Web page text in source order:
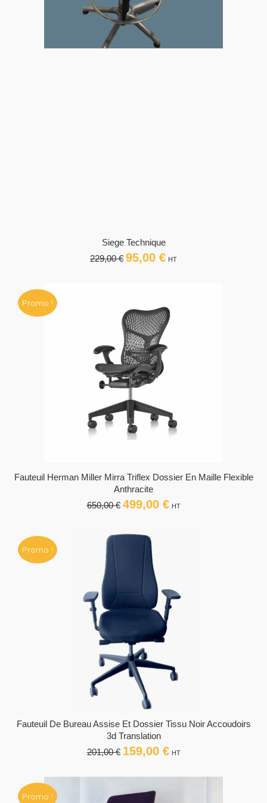
Siege Technique
229,00€ Le
95,00 €Le
95,00 €.
HT
Promo !
Fauteuil Herman Miller Mirra Triflex Dossier En Maille Flexible
Anthracite
650,00€ Le
650,00 €.
499,00 €Le
HT
Promo !
Fauteuil De Bureau Assise Et Dossier Tissu Noir Accoudoirs
3d Translation
201,00€ Le
201,00 €.
159,00 €Le
HT
Promo !